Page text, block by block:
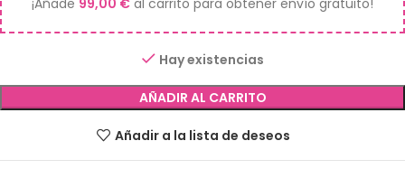
¡Añade 99,00 € al carrito para obtener envío gratuito!
Hay existencias
AÑADIR AL CARRITO
Añadir a la lista de deseos